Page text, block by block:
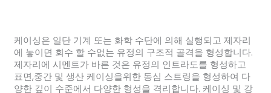
케이싱은 일단 기계 또는 화학 수단에 의해 실행되고 제자리
에 놓이면 회수 할 수없는 유정의 구조적 골격을 형성합니다.
제자리에 시멘트가 바른 것은 유정의 인트라도를 형성하고
표면,중간 및 생산 케이싱을위한 동심 스트링을 형성하여 다
양한 깊이 수준에서 다양한 형성을 격리합니다. 케이싱 및 강